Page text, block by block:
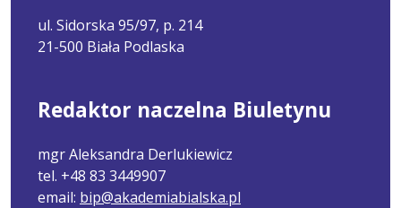
ul. Sidorska 95/97, p. 214
21-500 Biała Podlaska
Redaktor naczelna Biuletynu
mgr Aleksandra Derlukiewicz
tel. +48 83 3449907
email: bip@akademiabialska.pl